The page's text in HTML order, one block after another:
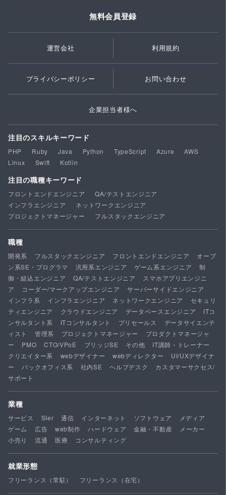
無料会員登録
運営会社 利用規約
プライバシーポリシー お問い合わせ
企業担当者様へ
注目のスキルキーワード
PHP Ruby Java Python TypeScript Azure
AWS
Linux
Swift Kotlin
注目の職種キーワード
フロントエンドエンジニア
QA/テストエンジニア
インフラエンジニア
ネットワークエンジニア
プロジェクトマネージャー
フルスタックエンジニア
職種
開発系 フルスタックエンジニア フロントエンドエンジニア
オープ
ン系SE・プログラマ
汎用系エンジニア ゲーム系エンジニア
制
御・組込エンジニア
QA/テストエンジニア
スマホアプリエンジニ
ア
コーダー/マークアップエンジニア
サーバーサイドエンジニア
インフラ系
インフラエンジニア ネットワークエンジニア
セキュリ
ティエンジニア
クラウドエンジニア データベースエンジニア
ITコ
ンサルタント系
ITコンサルタント プリセールス
データサイエンテ
ィスト
管理系 プロジェクトマネージャー
プロダクトマネージャ
ー
PMO CTO/VPoE ブリッジSE その他
IT講師・トレーナー
クリエイター系
webデザイナー webディレクター
UI/UXデザイナ
ー
バックオフィス系 社内SE ヘルプデスク
カスタマーサクセス/
サポート
業種
サービス SIer 通信 インターネット ソフトウェア
メディア
ゲーム
広告 web制作 ハードウェア 金融・不動産
メーカー
小売り
流通 医療 コンサルティング
就業形態
フリーランス（常駐） フリーランス（在宅）